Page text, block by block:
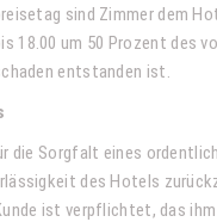
sind Zimmer dem
18.00 um 50 Prozent des
entstanden ist.
die Sorgfalt eines
des Hotels
ist verpflichtet, das